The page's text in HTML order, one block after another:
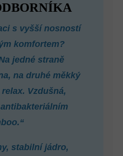
s vyšší nosností
komfortem?
jedné straně
na druhé měkký
Vzdušná,
stabilní jádro,